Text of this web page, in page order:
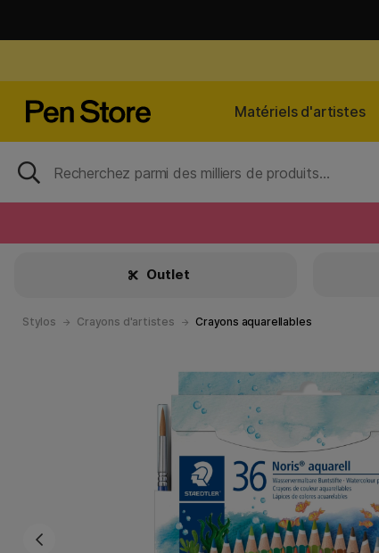
Matériels d'artistes
Outlet
Stylos Crayons d'artistes Crayons aquarellables